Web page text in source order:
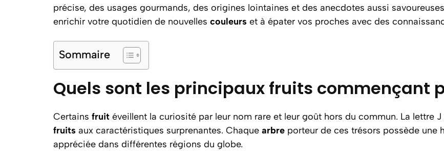
précise, des usages gourmands, des origines lointaines et des anecdotes aussi
enrichir votre quotidien de nouvelles couleurs et à épater vos proches avec des
Sommaire
Quels sont les principaux fruits commençant
Certains fruit éveillent la curiosité par leur nom rare et leur goût hors du commun. La lettre
fruits aux caractéristiques surprenantes. Chaque arbre porteur de ces trésors possède
appréciée dans différentes régions du globe.